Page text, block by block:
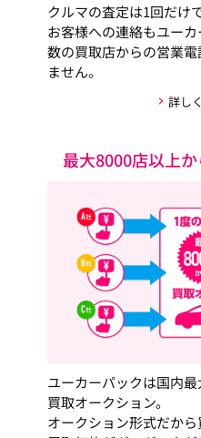
クルマの査定は1回だけ
お客様への連絡もユー
数の買取店からの営業
ません。
詳し
最大8000店以上
ユーカーパックは国内
買取オークション。
オークション形式だから